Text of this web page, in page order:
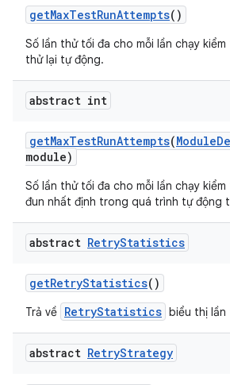
getMaxTestRunAttempts()
Số lần thử tối đa cho mỗi lần chạy
thử lại tự động.
abstract int
getMaxTestRunAttempts(Module
module)
Số lần thử tối đa cho mỗi lần chạy
đun nhất định trong quá trình tự động
abstract RetryStatistics
getRetryStatistics()
Trả về RetryStatistics biểu thị lần
abstract RetryStrategy